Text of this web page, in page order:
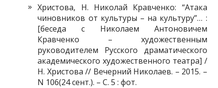
Христова, Н. Николай Кравченко: “Атака
чиновников от культуры – на культуру”… :
[беседа с Николаем Антоновичем
Кравченко – художественным
руководителем Русского драматического
академического художественного театра] /
Н. Христова // Вечерний Николаев. – 2015. –
N 106(24 сент.). – С. 5 : фот.